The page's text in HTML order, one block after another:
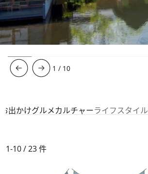
1 / 10
出かけグルメカルチャーライフスタイル
1-10 / 23件